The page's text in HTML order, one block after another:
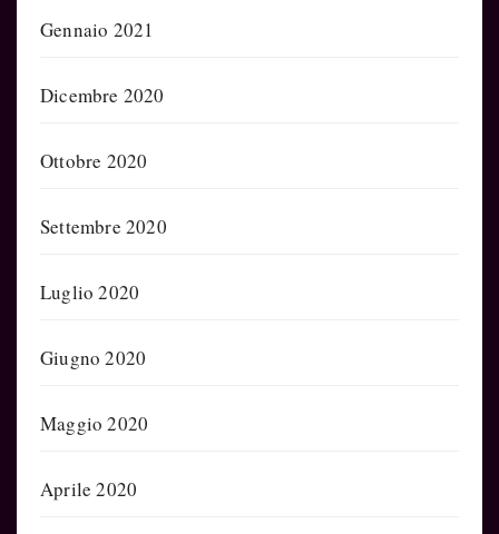
Gennaio 2021
Dicembre 2020
Ottobre 2020
Settembre 2020
Luglio 2020
Giugno 2020
Maggio 2020
Aprile 2020